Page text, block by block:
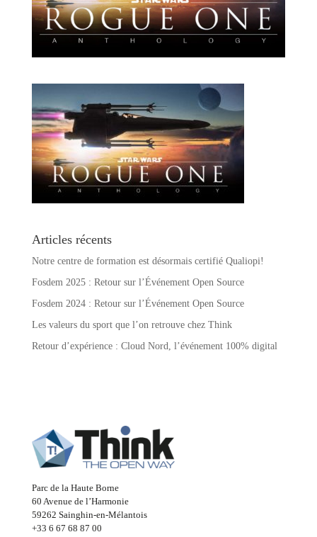
Articles récents
Notre centre de formation est désormais certifié Qualiopi!
Fosdem 2025 : Retour sur l’Événement Open Source
Fosdem 2024 : Retour sur l’Événement Open Source
Les valeurs du sport que l’on retrouve chez Think
Retour d’expérience : Cloud Nord, l’événement 100% digital
Parc de la Haute Borne
60 Avenue de l’Harmonie
59262 Sainghin-en-Mélantois
+33 6 67 68 87 00